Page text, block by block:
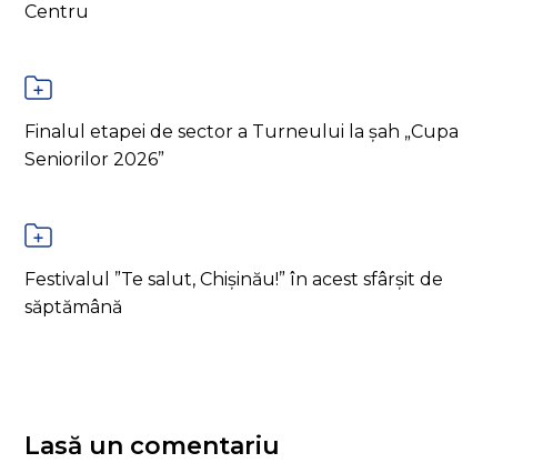
Centru
Finalul etapei de sector a Turneului la șah „Cupa
Seniorilor 2026”
Festivalul ”Te salut, Chișinău!” în acest sfârșit de
săptămână
Lasă un comentariu